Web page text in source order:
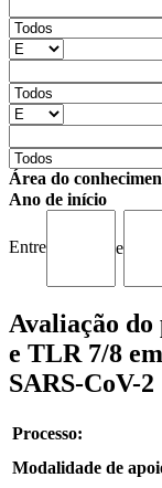
Área do
Ano de início
Entre e
Avaliação
e TLR 7/8
SARS-CoV-2
Processo:
Modalidade de